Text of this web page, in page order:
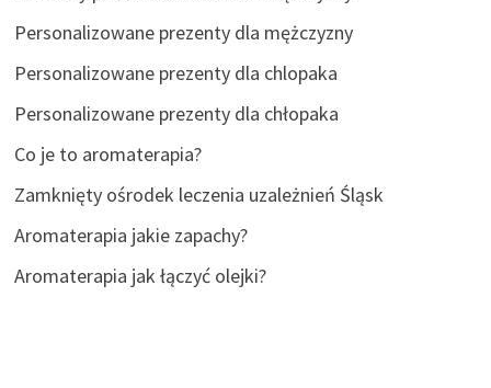
Personalizowane prezenty dla mężczyzny
Personalizowane prezenty dla chlopaka
Personalizowane prezenty dla chłopaka
Co je to aromaterapia?
Zamknięty ośrodek leczenia uzależnień Śląsk
Aromaterapia jakie zapachy?
Aromaterapia jak łączyć olejki?